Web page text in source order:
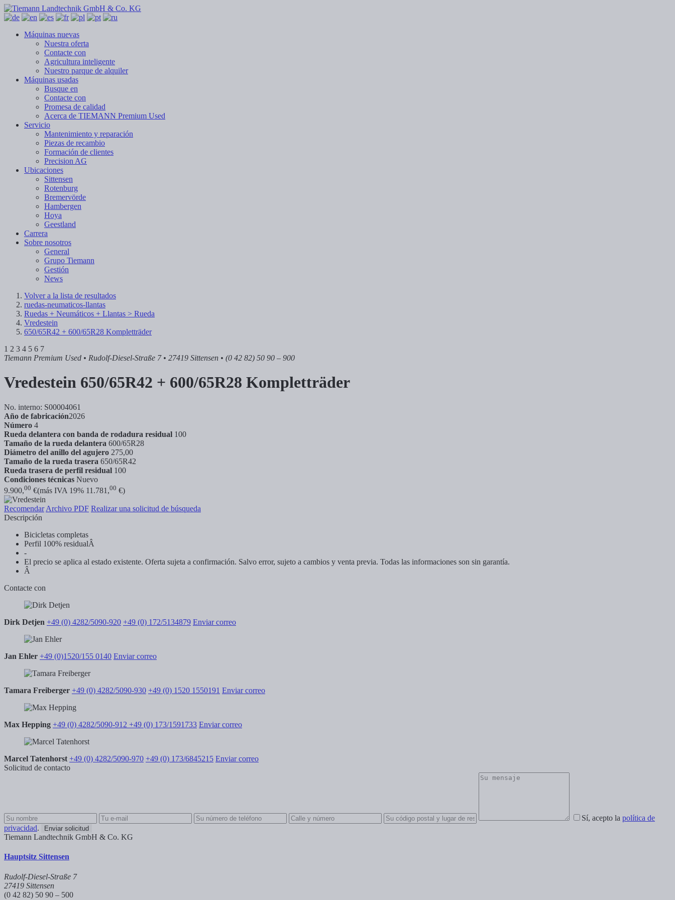
Máquinas nuevas
Nuestra oferta
Contacte con
Agricultura inteligente
Nuestro parque de alquiler
Máquinas usadas
Busque en
Contacte con
Promesa de calidad
Acerca de TIEMANN Premium Used
Servicio
Mantenimiento y reparación
Piezas de recambio
Formación de clientes
Precision AG
Ubicaciones
Sittensen
Rotenburg
Bremervörde
Hambergen
Hoya
Geestland
Carrera
Sobre nosotros
General
Grupo Tiemann
Gestión
News
Volver a la lista de resultados
ruedas-neumaticos-llantas
Ruedas + Neumáticos + Llantas > Rueda
Vredestein
650/65R42 + 600/65R28 Kompletträder
1 2 3 4 5 6 7
Tiemann Premium Used • Rudolf-Diesel-Straße 7 • 27419 Sittensen • (0 42 82) 50 90 – 900
Vredestein 650/65R42 + 600/65R28 Kompletträder
No. interno: S00004061
Año de fabricación2026
Número 4
Rueda delantera con banda de rodadura residual 100
Tamaño de la rueda delantera 600/65R28
Diámetro del anillo del agujero 275,00
Tamaño de la rueda trasera 650/65R42
Rueda trasera de perfil residual 100
Condiciones técnicas Nuevo
9.900,00 €(más IVA 19% 11.781,00 €)
Recomendar Archivo PDF Realizar una solicitud de búsqueda
Descripción
Bicicletas completas
Perfil 100% residualÂ
-
El precio se aplica al estado existente. Oferta sujeta a confirmación. Salvo error, sujeto a cambios y venta previa. Todas las informaciones son sin garantía.
Â
Contacte con
Dirk Detjen +49 (0) 4282/5090-920 +49 (0) 172/5134879 Enviar correo
Jan Ehler +49 (0)1520/155 0140 Enviar correo
Tamara Freiberger +49 (0) 4282/5090-930 +49 (0) 1520 1550191 Enviar correo
Max Hepping +49 (0) 4282/5090-912 +49 (0) 173/1591733 Enviar correo
Marcel Tatenhorst +49 (0) 4282/5090-970 +49 (0) 173/6845215 Enviar correo
Solicitud de contacto
Sí, acepto la política de
privacidad. Enviar solicitud
Tiemann Landtechnik GmbH & Co. KG
Hauptsitz Sittensen
Rudolf-Diesel-Straße 7
27419 Sittensen
(0 42 82) 50 90 – 500